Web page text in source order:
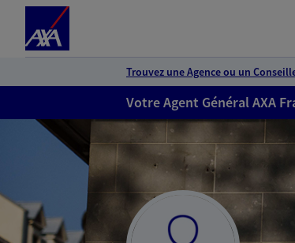
Trouvez une Agence ou un
Votre Agent Général AXA